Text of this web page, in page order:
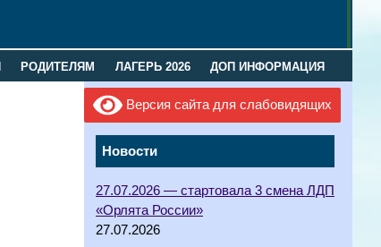
РОДИТЕЛЯМ ЛАГЕРЬ 2026 ДОП ИНФОРМАЦИЯ
Версия сайта для слабовидящих
Новости
27.07.2026 — стартовала 3 смена ЛДП
«Орлята России»
27.07.2026